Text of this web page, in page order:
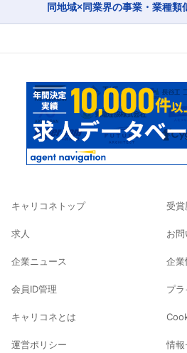
同地域×同業界の事業・業種類
キャリコネトップ
求人
企業ニュース
会員ID管理
キャリコネとは
運営ポリシー
受賞
お
企業
プ
情報